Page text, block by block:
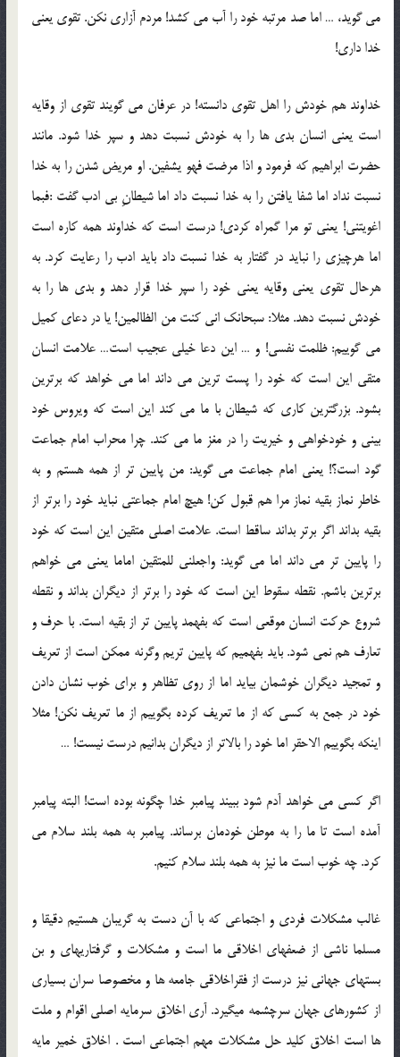
مي گويد، … اما صد مرتبه خود را آب مي كشد! مردم آزاري نكن. تقوي يعني
خدا داري!
خداوند هم خودش را اهل تقوي دانسته! در عرفان مي گويند تقوي از وقايه
است يعني انسان بدي ها را به خودش نسبت دهد و سپر خدا شود. مانند
حضرت ابراهيم كه فرمود و اذا مرضت فهو يشفين. او مريض شدن را به خدا
نسبت نداد اما شفا يافتن را به خدا نسبت داد اما شيطانِ بي ادب گفت :فبما
اغويتني! يعني تو مرا گمراه كردي! درست است كه خداوند همه كاره است
اما هرچيزي را نبايد در گفتار به خدا نسبت داد بايد ادب را رعايت كرد. به
هرحال تقوي يعني وقايه يعني خود را سپر خدا قرار دهد و بدي ها را به
خودش نسبت دهد. مثلا: سبحانك اني كنت من الظالمين! يا در دعاي كميل
مي گوييم: ظلمت نفسي! و … اين دعا خيلي عجيب است… علامت انسان
متقي اين است كه خود را پست ترين مي داند اما مي خواهد كه برترين
بشود. بزرگترين كاري كه شيطان با ما مي كند اين است كه ويروس خود
بيني و خودخواهي و خيريت را در مغز ما مي كند. چرا محراب امام جماعت
گود است؟! يعني امام جماعت مي گويد: من پايين تر از همه هستم و به
خاطر نماز بقيه نماز مرا هم قبول كن! هيچ امام جماعتي نبايد خود را برتر از
بقيه بداند اگر برتر بداند ساقط است. علامت اصلي متقين اين است كه خود
را پايين تر مي داند اما مي گويد: واجعلني للمتقين اماما يعني مي خواهم
برترين باشم. نقطه سقوط اين است كه خود را برتر از ديگران بداند و نقطه
شروع حركت انسان موقعي است كه بفهمد پايين تر از بقيه است. با حرف و
تعارف هم نمي شود. بايد بفهميم كه پايين تريم وگرنه ممكن است از تعريف
و تمجيد ديگران خوشمان بيايد اما از روي تظاهر و براي خوب نشان دادن
خود در جمع به كسي كه از ما تعريف كرده بگوييم از ما تعريف نكن! مثلا
اينكه بگوييم الاحقر اما خود را بالاتر از ديگران بدانيم درست نيست! …
اگر كسي مي خواهد آدم شود ببيند پيامبر خدا چگونه بوده است! البته پيامبر
آمده است تا ما را به موطن خودمان برساند. پيامبر به همه بلند سلام مي
كرد. چه خوب است ما نيز به همه بلند سلام كنيم.
غالب مشكلات فردي و اجتماعي كه با آن دست به گريبان هستيم دقيقا و
مسلما ناشي از ضعفهاي اخلاقي ما است و مشكلات و گرفتاريهاي و بن
بستهاي جهاني نيز درست از فقراخلاقي جامعه ها و مخصوصا سران بسياري
از كشورهاي جهان سرچشمه ميگيرد. آري اخلاق سرمايه اصلي اقوام و ملت
ها است اخلاق كليد حل مشكلات مهم اجتماعي است . اخلاق خمير مايه